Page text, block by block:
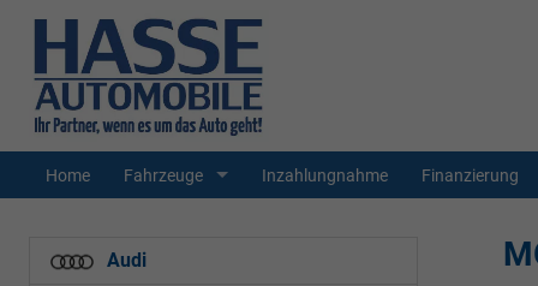
Home Fahrzeuge Inzahlungnahme Finanzierung
Audi